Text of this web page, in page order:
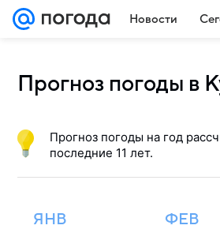
Новости
Прогноз погоды в
Прогноз погоды на год
последние 11 лет.
ЯНВ
ФЕВ